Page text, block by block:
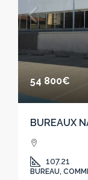
54 800€
BUREAUX
107.21
BUREAU,